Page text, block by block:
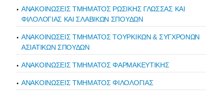
ΑΝΑΚΟΙΝΩΣΕΙΣ ΤΜΗΜΑΤΟΣ ΡΩΣΙΚΗΣ ΓΛΩΣΣΑΣ ΚΑΙ
ΦΙΛΟΛΟΓΙΑΣ ΚΑΙ ΣΛΑΒΙΚΩΝ ΣΠΟΥΔΩΝ
ΑΝΑΚΟΙΝΩΣΕΙΣ ΤΜΗΜΑΤΟΣ ΤΟΥΡΚΙΚΩΝ & ΣΥΓΧΡΟΝΩΝ
ΑΣΙΑΤΙΚΩΝ ΣΠΟΥΔΩΝ
ΑΝΑΚΟΙΝΩΣΕΙΣ ΤΜΗΜΑΤΟΣ ΦΑΡΜΑΚΕΥΤΙΚΗΣ
ΑΝΑΚΟΙΝΩΣΕΙΣ ΤΜΗΜΑΤΟΣ ΦΙΛΟΛΟΓΙΑΣ